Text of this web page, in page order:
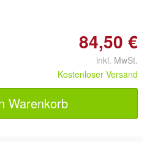
84,50 €
inkl. MwSt.
Kostenloser Versand
Warenkorb